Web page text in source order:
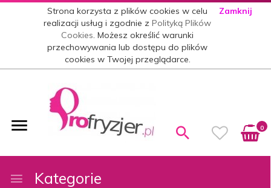
Strona korzysta z plików cookies w celu
realizacji usług i zgodnie zPolityką Plików
Cookies. Możesz określić warunki
przechowywania lub dostępu do plików
cookies w Twojej przeglądarce.
Zamknij
0
Kategorie